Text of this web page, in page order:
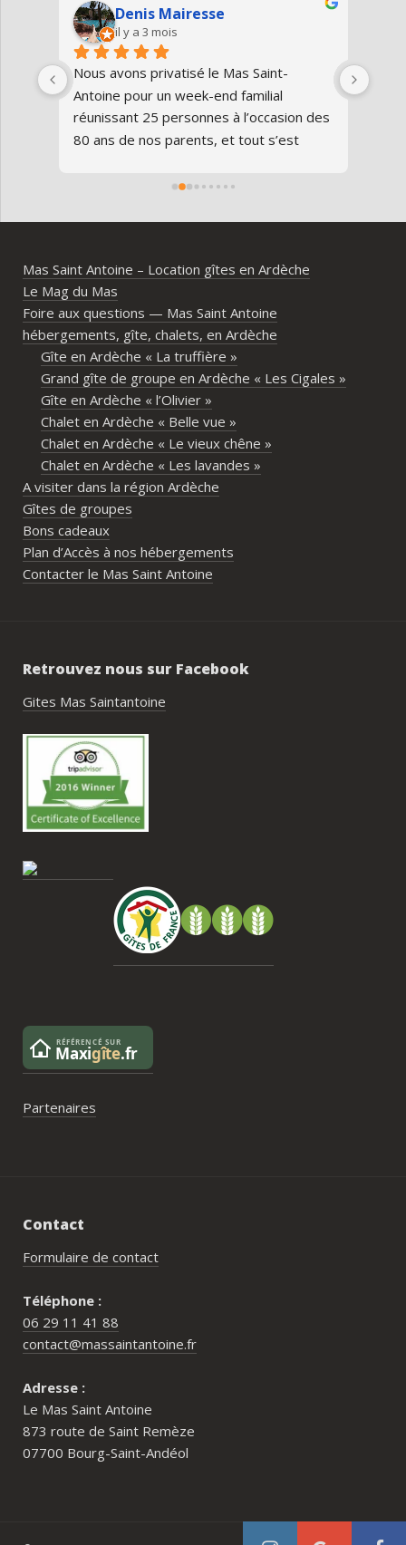
Denis Mairesse
il y a 3 mois
Nous avons privatisé le Mas Saint-
Antoine pour un week-end familial
réunissant 25 personnes à l’occasion des
80 ans de nos parents, et tout s’est
domaine est superbe, très bien
différents gîtes permettent à chacun
d’avoir son espace tout en gardant un
vrai lieu de rassemblement pour
partager les repas et les activités.Un
immense merci également aux
propriétaires pour leur disponibilité, leur
écoute et leur gentillesse tout au long de
l’organisation. Nous avons été très bien
accompagnés avant le week-end avec de
nombreux conseils utiles, aussi bien pour
les prestataires que pour l’organisation
générale de l’événement.Tout a été
simple, fluide et agréable. Les
recommandations données sur place
étaient excellentes et nous ont permis
piscine, nature, tranquillité, nombreux
hébergements et beaucoup d’activités à
très beau souvenir de ce week-end et
nous recommandons le Mas Saint-
Antoine sans hésitation.**La seule petite
contrainte du week-end concerne la
gestion des déchets, puisqu’il n’y a pas
de tri directement sur le domaine et qu’il
faut se rendre au village. Cela ne nous a
pas posé de véritable problème, mais ce
serait un vrai plus à l’avenir.
Mas Saint Antoine – Location gîtes en Ardèche
Le Mag du Mas
Foire aux questions — Mas Saint Antoine
hébergements, gîte, chalets, en Ardèche
Gîte en Ardèche « La truffière »
Grand gîte de groupe en Ardèche « Les Cigales »
Gîte en Ardèche « l’Olivier »
Chalet en Ardèche « Belle vue »
Chalet en Ardèche « Le vieux chêne »
Chalet en Ardèche « Les lavandes »
A visiter dans la région Ardèche
Gîtes de groupes
Bons cadeaux
Plan d’Accès à nos hébergements
Contacter le Mas Saint Antoine
Retrouvez nous sur Facebook
Gites Mas Saintantoine
Partenaires
Contact
Formulaire de contact
Téléphone :
06 29 11 41 88
contact@massaintantoine.fr
Adresse :
Le Mas Saint Antoine
873 route de Saint Remèze
07700 Bourg-Saint-Andéol